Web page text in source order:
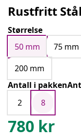
Rustfritt Stål
Størrelse
50 mm
75 mm
200 mm
Antall i
2
8
780 kr